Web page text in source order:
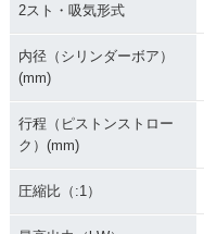
2スト・吸気形式
内径（シリンダーボア）
(mm)
行程（ピストンストロー
ク）(mm)
圧縮比（:1）